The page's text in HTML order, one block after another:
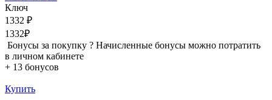
Ключ
1332 ₽
1332₽
Бонусы за покупку ? Начисленные бонусы можно потратить
в личном кабинете
+ 13 бонусов
Купить